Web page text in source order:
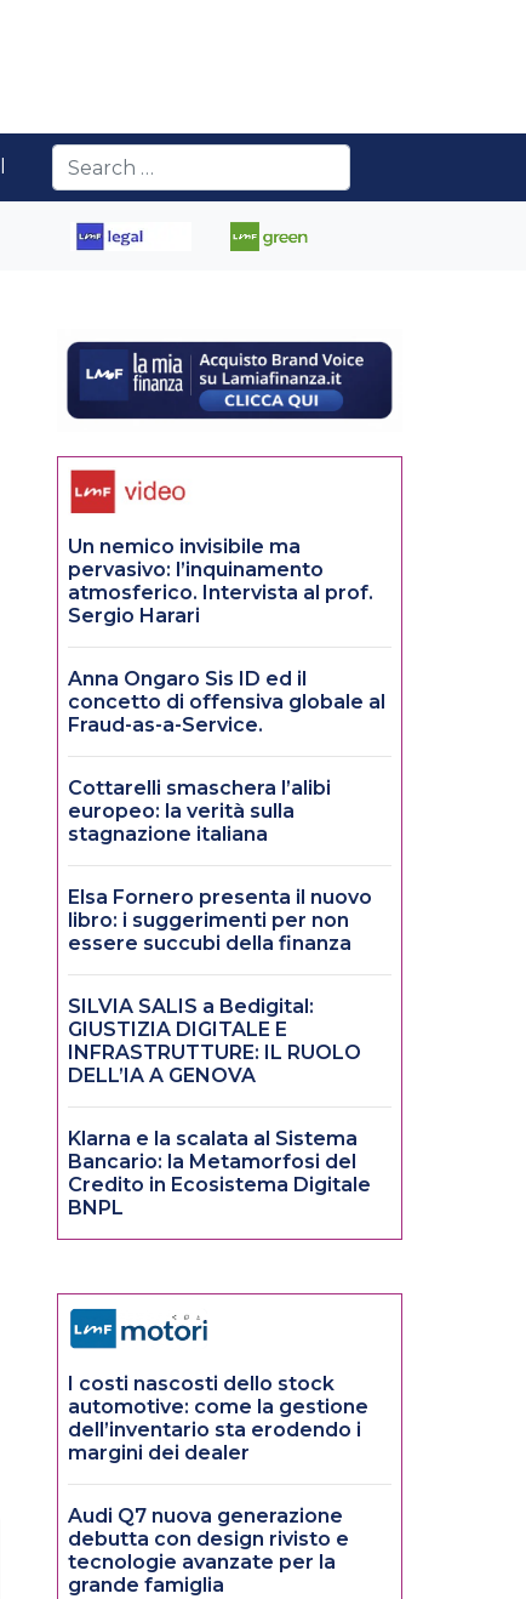
Un nemico invisibile ma
pervasivo: l’inquinamento
atmosferico. Intervista al prof.
Sergio Harari
Anna Ongaro Sis ID ed il
concetto di offensiva globale al
Fraud-as-a-Service.
Cottarelli smaschera l’alibi
europeo: la verità sulla
stagnazione italiana
Elsa Fornero presenta il nuovo
libro: i suggerimenti per non
essere succubi della finanza
SILVIA SALIS a Bedigital:
GIUSTIZIA DIGITALE E
INFRASTRUTTURE: IL RUOLO
DELL’IA A GENOVA
Klarna e la scalata al Sistema
Bancario: la Metamorfosi del
Credito in Ecosistema Digitale
BNPL
I costi nascosti dello stock
automotive: come la gestione
dell’inventario sta erodendo i
margini dei dealer
Audi Q7 nuova generazione
debutta con design rivisto e
tecnologie avanzate per la
grande famiglia